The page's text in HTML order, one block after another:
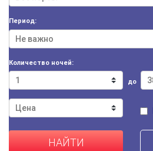
Период:
Количество ночей:
до
НАЙТИ